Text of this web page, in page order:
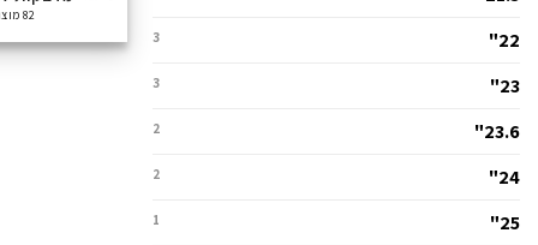
22"
3
23"
3
23.6"
2
24"
2
25"
1
82 מוצרים